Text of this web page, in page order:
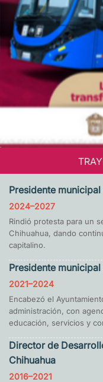
Presidente
2024–2027
Rindió protesta para un
Chihuahua, dando
capitalino.
Presidente
2021–2024
Encabezó el
administración, con
educación, servicios y
Director de
Chihuahua
2016–2021